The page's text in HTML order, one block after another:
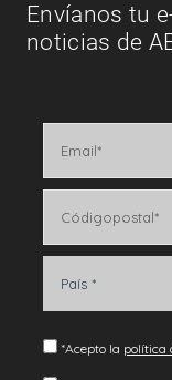
Envíanos tu
noticias de